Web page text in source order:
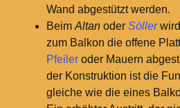
Wand abgestützt werden.
BeimAltanoder Söllerwird
zum Balkon die offene
Pfeileroder Mauern
der Konstruktion ist die
gleiche wie die eines